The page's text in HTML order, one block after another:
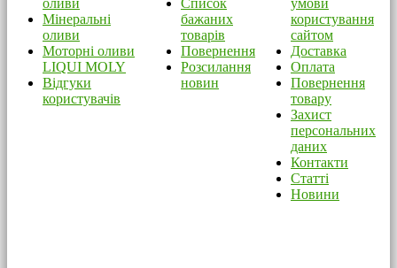
оливи
Мінеральні
оливи
Моторні оливи
LIQUI MOLY
Відгуки
користувачів
Список
бажаних
товарів
Повернення
Розсилання
новин
умови
користування
сайтом
Доставка
Оплата
Повернення
товару
Захист
персональних
даних
Контакти
Статті
Новини